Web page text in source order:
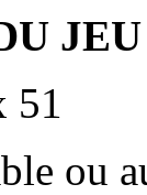
JEU
51
ou